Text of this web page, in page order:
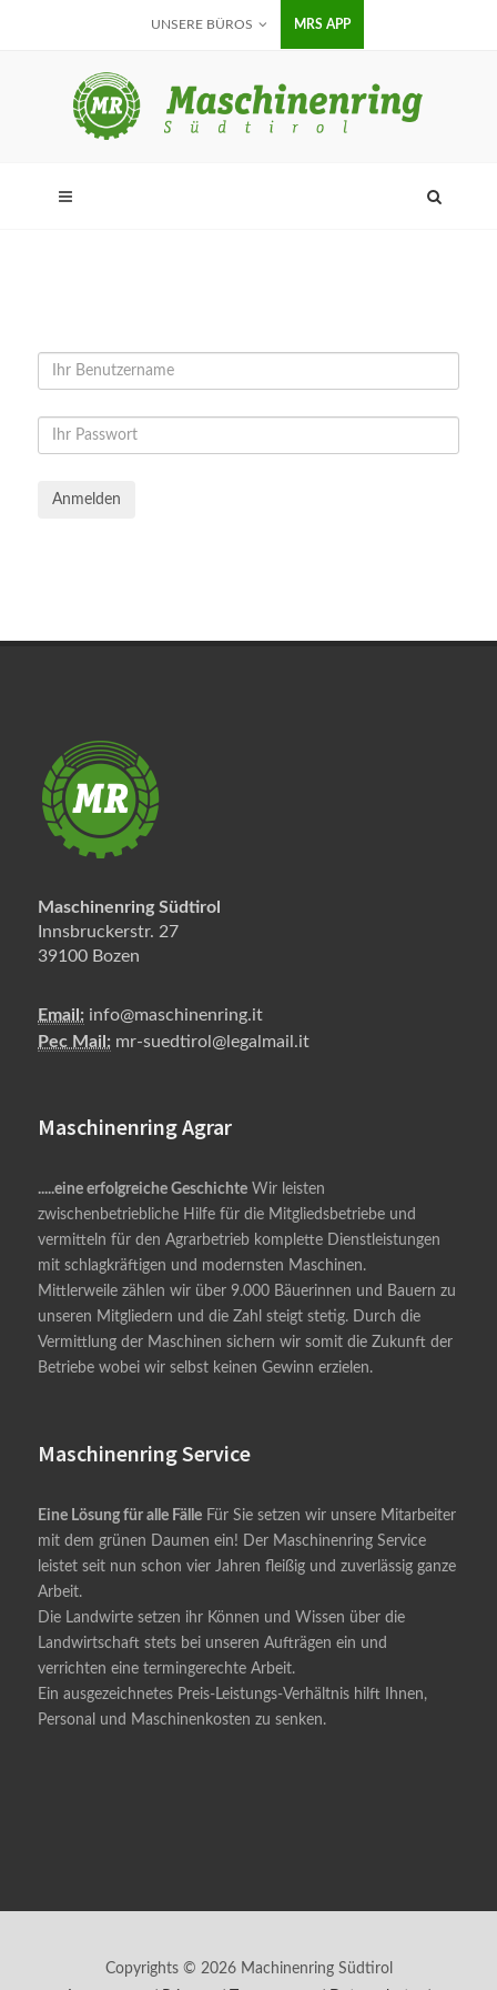
UNSERE BÜROS MRS APP
Anmelden
Maschinenring Südtirol
Innsbruckerstr. 27
39100 Bozen
Email: info@maschinenring.it
Pec Mail: mr-suedtirol@legalmail.it
Maschinenring Agrar
.....eine erfolgreiche Geschichte Wir leisten
zwischenbetriebliche Hilfe für die Mitgliedsbetriebe und
vermitteln für den Agrarbetrieb komplette Dienstleistungen
mit schlagkräftigen und modernsten Maschinen.
Mittlerweile zählen wir über 9.000 Bäuerinnen und Bauern zu
unseren Mitgliedern und die Zahl steigt stetig. Durch die
Vermittlung der Maschinen sichern wir somit die Zukunft der
Betriebe wobei wir selbst keinen Gewinn erzielen.
Maschinenring Service
Eine Lösung für alle Fälle Für Sie setzen wir unsere Mitarbeiter
mit dem grünen Daumen ein! Der Maschinenring Service
leistet seit nun schon vier Jahren fleißig und zuverlässig ganze
Arbeit.
Die Landwirte setzen ihr Können und Wissen über die
Landwirtschaft stets bei unseren Aufträgen ein und
verrichten eine termingerechte Arbeit.
Ein ausgezeichnetes Preis-Leistungs-Verhältnis hilft Ihnen,
Personal und Maschinenkosten zu senken.
Copyrights © 2026 Machinenring Südtirol